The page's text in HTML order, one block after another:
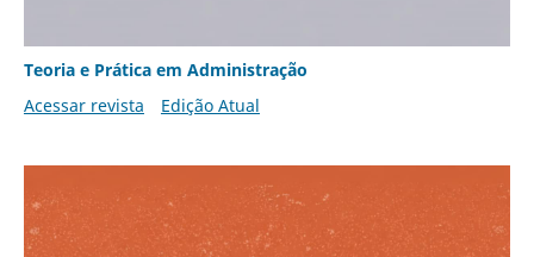
Teoria e Prática em Administração
Acessar revista
Edição Atual